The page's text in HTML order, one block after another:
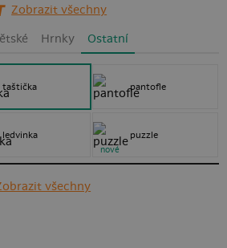
Zobrazit všechny
Hrnky Ostatní
taštička
ledvinka
pantofle
puzzle
nové
všechny